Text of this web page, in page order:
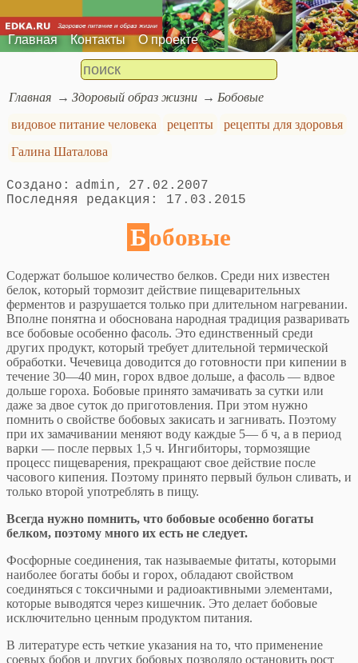
Главная Контакты О проекте
Главная Здоровый образ жизни
Бобовые
видовое питание человека
рецепты
рецепты для здоровья
Галина Шаталова
admin
27.02.2007
17.03.2015
Бобовые
Содержат большое количество белков. Среди них известен
белок, который тормозит действие пищевари­тельных
ферментов и разрушается только при длитель­ном нагревании.
Вполне понятна и обоснована народ­ная традиция разваривать
все бобовые особенно фа­соль. Это единственный среди
других продукт, кото­рый требует длительной термической
обработки. Чече­вица доводится до готовности при кипении в
течение 30—40 мин, горох вдвое дольше, а фасоль — вдвое
до­льше гороха. Бобовые принято замачивать за сутки или
даже за двое суток до приготовления. При этом ну­жно
помнить о свойстве бобовых закисать и загнивать. Поэтому
при их замачивании меняют воду каждые 5— б ч, а в период
варки — после первых 1,5 ч. Ингибито­ры, тормозящие
процесс пищеварения, прекращают свое действие после
часового кипения. Поэтому приня­то первый бульон сливать, и
только второй упо­треблять в пищу.
Всегда нужно помнить, что бобовые особенно бога­ты
белком, поэтому много их есть не следует.
Фосфорные соединения, так называемые фитаты, которыми
наиболее богаты бобы и горох, обла­дают свойством
соединяться с токсичными и радиоактивными элементами,
которые выводятся через кишеч­ник. Это делает бобовые
исключительно ценным про­дуктом питания.
В литературе есть четкие указания на то, что приме­нение
соевых бобов и других бобовых позволяло остановить рост